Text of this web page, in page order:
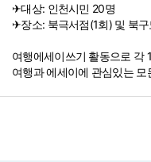
✈대상: 인천시민 20명
✈장소: 북극서점(1회) 및 북
여행에세이쓰기 활동으로 각
여행과 에세이에 관심있는 모